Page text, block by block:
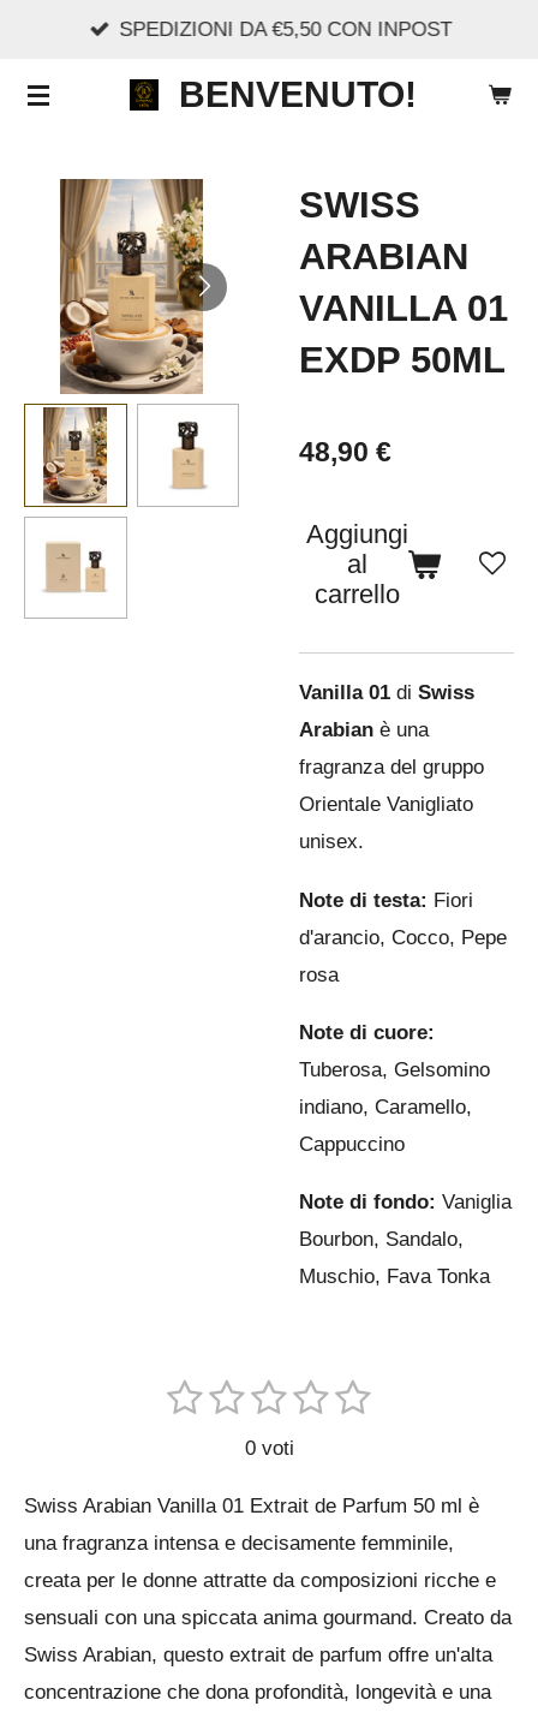
contenuto
BENVENUTO!
SPEDIZIONI DA €5,50 CON INPOST
SWISS
ARABIAN
VANILLA 01
EXDP 50ML
48,90 €
Aggiungi
al
carrello
Vanilla 01 di Swiss
Arabian è una
fragranza del gruppo
Orientale Vanigliato
unisex.
Note di testa: Fiori
d'arancio, Cocco, Pepe
rosa
Note di cuore:
Tuberosa, Gelsomino
indiano, Caramello,
Cappuccino
Note di fondo: Vaniglia
Bourbon, Sandalo,
Muschio, Fava Tonka
u
t
a
z
i
o
1
e
l
l
a
2
e
l
l
e
3
s
e
l
l
e
4
s
e
l
l
e
5
e
l
l
e
i
l
u
o
o
t
0 voti
Swiss Arabian Vanilla 01 Extrait de Parfum 50 ml è
una fragranza intensa e decisamente femminile,
creata per le donne attratte da composizioni ricche e
sensuali con una spiccata anima gourmand. Creato da
Swiss Arabian, questo extrait de parfum offre un'alta
concentrazione che dona profondità, longevità e una